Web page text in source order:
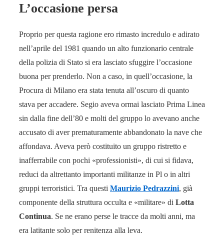
L’occasione persa
Proprio per questa ragione ero rimasto incredulo e adirato
nell’aprile del 1981 quando un alto funzionario centrale
della polizia di Stato si era lasciato sfuggire l’occasione
buona per prenderlo. Non a caso, in quell’occasione, la
Procura di Milano era stata tenuta all’oscuro di quanto
stava per accadere. Segio aveva ormai lasciato Prima Linea
sin dalla fine dell’80 e molti del gruppo lo avevano anche
accusato di aver prematuramente abbandonato la nave che
affondava. Aveva però costituito un gruppo ristretto e
inafferrabile con pochi «professionisti», di cui si fidava,
reduci da altrettanto importanti militanze in Pl o in altri
gruppi terroristici. Tra questi Maurizio Pedrazzini, già
componente della struttura occulta e «militare» di Lotta
Continua. Se ne erano perse le tracce da molti anni, ma
era latitante solo per renitenza alla leva.